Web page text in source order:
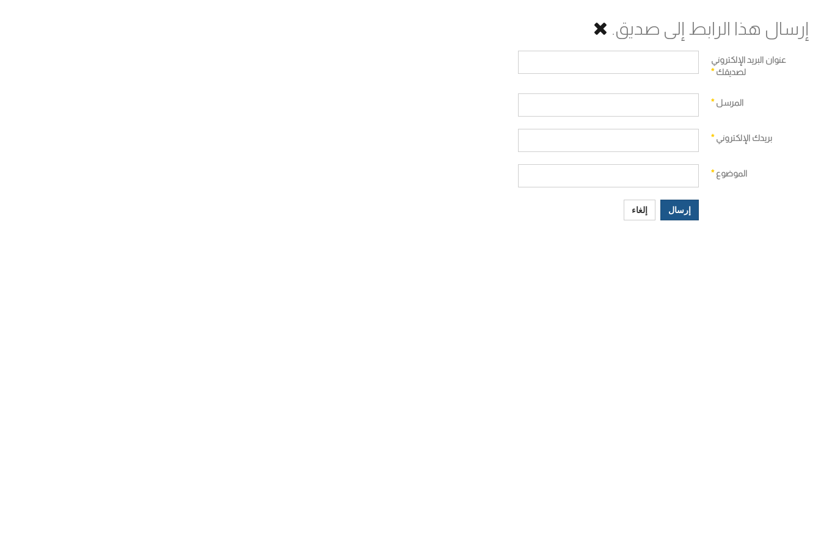
إرسال هذا الرابط إلى صديق.
عنوان البريد الإلكتروني
لصديقك*
المرسل*
بريدك الإلكتروني*
الموضوع*
إرسال إلغاء